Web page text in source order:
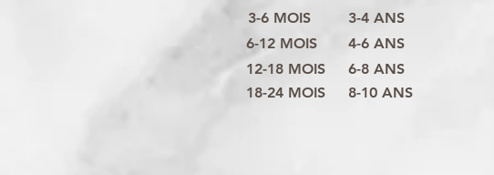
8-10 ANS
6-8 ANS
4-6 ANS
3-4 ANS
6-12 MOIS
12-18 MOIS
18-24 MOIS
3-6 MOIS